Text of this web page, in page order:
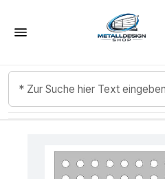
Zum Hauptinhalt springen
Bildergalerie überspringen